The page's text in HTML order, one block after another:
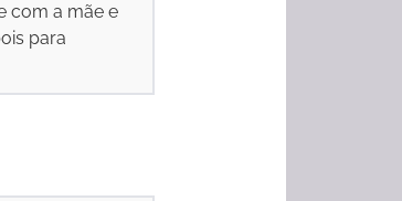
com a mãe e
para